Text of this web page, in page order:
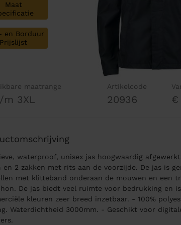
Maat
en Borduur
Prijslijst
maatrange
m 3XL
Artikelcode
20936 €
waterproof, unisex jas hoogwaardig
en 2 zakken met rits aan de voorzijde. De jas is
met klitteband onderaan de mouwen en een
De jas biedt veel ruimte voor bedrukking en
kleuren zeer breed inzetbaar. - 100%
Waterdichtheid 3000mm. - Geschikt voor